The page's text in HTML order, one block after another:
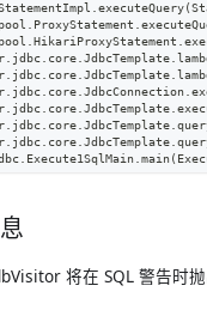
将在 SQL 警告时抛